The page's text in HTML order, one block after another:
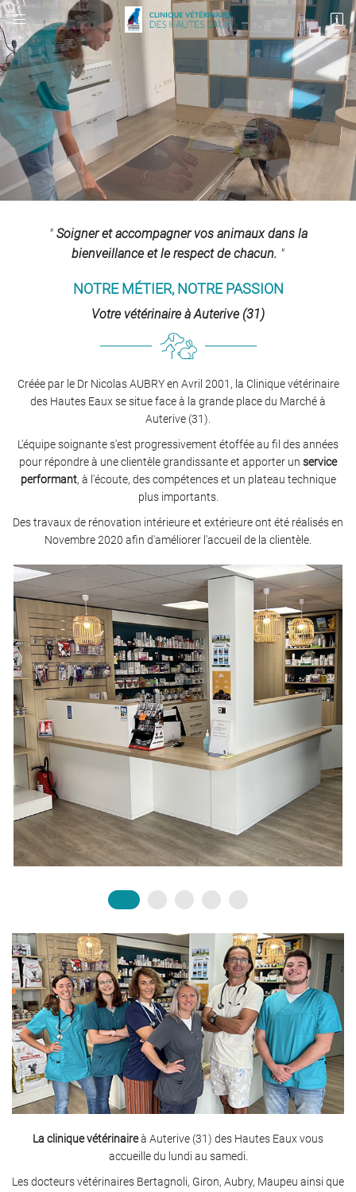
 
4 rue Etienne Billières
31190 Auterive
05 61 50 97 77
Adresse email de réception
l'adresse email indiqué ci-dessus. Vous pouvez vous désinscrire à tout moment en
INSCRIPTION
" Soigner et accompagner vos animaux dans la
bienveillance et le respect de chacun. "
NOTRE MÉTIER, NOTRE PASSION
Votre vétérinaire à Auterive (31)
Créée par le Dr Nicolas AUBRY en Avril 2001, la Clinique vétérinaire
des Hautes Eaux se situe face à la grande place du Marché à
Auterive (31).
L'équipe soignante s'est progressivement étoffée au fil des années
pour répondre à une clientèle grandissante et apporter un service
performant, à l'écoute, des compétences et un plateau technique
plus importants.
Des travaux de rénovation intérieure et extérieure ont été réalisés en
Novembre 2020 afin d'améliorer l'accueil de la clientèle.
La clinique vétérinaireà Auterive (31) des Hautes Eaux vous
accueille du lundi au samedi.
Les docteurs vétérinaires Bertagnoli, Giron, Aubry, Maupeu ainsi que